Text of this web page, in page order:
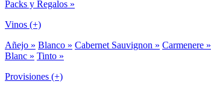
Packs y Regalos »
Vinos (+)
Añejo » Blanco » Cabernet Sauvignon » Carmenere »
Blanc » Tinto »
Provisiones (+)